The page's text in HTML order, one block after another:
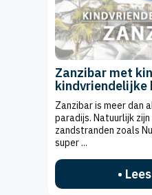
Zanzibar met
kindvriendelijke
Zanzibar is meer dan
paradijs. Natuurlijk
zandstranden zoals
super ...
•